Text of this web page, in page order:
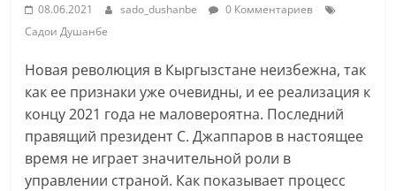
08.06.2021 sado_dushanbe
0 Комментариев
Садои Душанбе
Новая революция в Кыргызстане неизбежна, так
как ее признаки уже очевидны, и ее реализация к
концу 2021 года не маловероятна. Последний
правящий президент С. Джаппаров в настоящее
время не играет значительной роли в
управлении страной. Как показывает процесс